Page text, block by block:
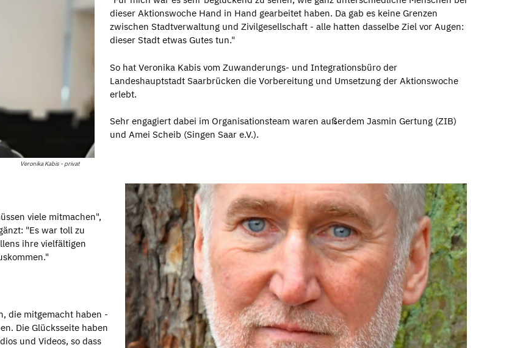
Veronika Kabis - privat
dieser Aktionswoche Hand in Hand gearbeitet haben. Da gab es keine Grenzen
zwischen Stadtverwaltung und Zivilgesellschaft - alle hatten dasselbe Ziel vor Augen:
dieser Stadt etwas Gutes tun."
So hat Veronika Kabis vom Zuwanderungs- und Integrationsbüro der
Landeshauptstadt Saarbrücken die Vorbereitung und Umsetzung der Aktionswoche
erlebt.
Sehr engagiert dabei im Organisationsteam waren außerdem Jasmin Gertung (ZIB)
und Amei Scheib (Singen Saar e.V.).
viele mitmachen",
"Es war toll zu
ihre vielfältigen
die mitgemacht haben -
Die Glücksseite haben
und Videos, so dass